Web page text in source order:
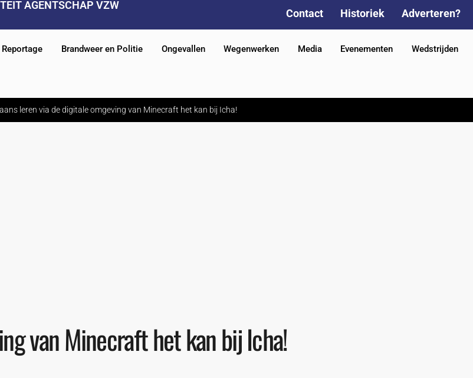
AGENTSCHAP VZW
Contact Historiek Adverteren?
Brandweer en Politie Ongevallen Wegenwerken Media Evenementen Wedstrijden
leren via de digitale omgeving van Minecraft het kan bij Icha!
van Minecraft het kan bij Icha!